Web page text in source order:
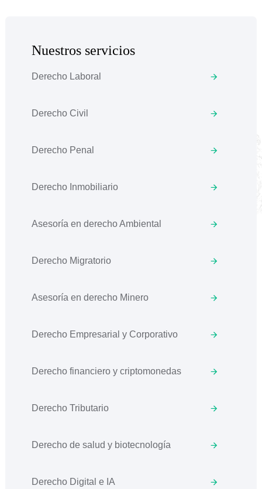
Nuestros servicios
Derecho Laboral
Derecho Civil
Derecho Penal
Derecho Inmobiliario
Asesoría en derecho Ambiental
Derecho Migratorio
Asesoría en derecho Minero
Derecho Empresarial y Corporativo
Derecho financiero y criptomonedas
Derecho Tributario
Derecho de salud y biotecnología
Derecho Digital e IA